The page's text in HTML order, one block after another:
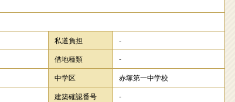
私道負担 -
借地種類 -
中学区 赤塚第一中学校
建築確認番号 -